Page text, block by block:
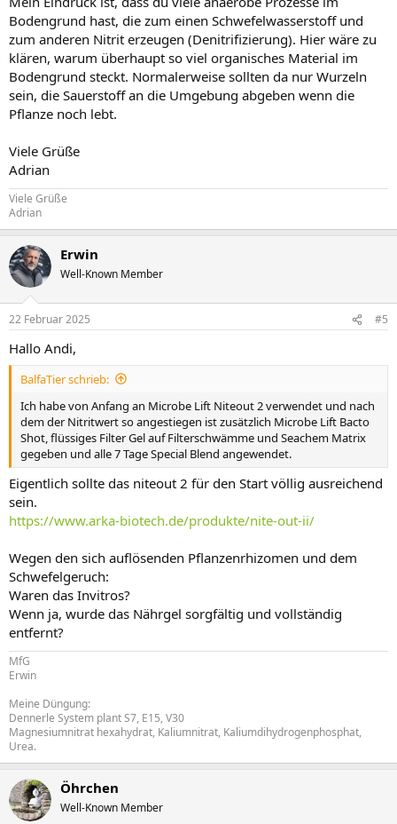
Bodengrund hast, die zum einen Schwefelwasserstoff und
zum anderen Nitrit erzeugen (Denitrifizierung). Hier wäre zu
klären, warum überhaupt so viel organisches Material im
Bodengrund steckt. Normalerweise sollten da nur Wurzeln
sein, die Sauerstoff an die Umgebung abgeben wenn die
Pflanze noch lebt.
Viele Grüße
Adrian
Viele Grüße
Adrian
Erwin
Well-Known Member
22 Februar 2025 #5
Hallo Andi,
BalfaTier schrieb:
Ich habe von Anfang an Microbe Lift Niteout 2 verwendet und nach
dem der Nitritwert so angestiegen ist zusätzlich Microbe Lift Bacto
Shot, flüssiges Filter Gel auf Filterschwämme und Seachem Matrix
gegeben und alle 7 Tage Special Blend angewendet.
Eigentlich sollte das niteout 2 für den Start völlig ausreichend
sein.
https://www.arka-biotech.de/produkte/nite-out-ii/
Wegen den sich auflösenden Pflanzenrhizomen und dem
Schwefelgeruch:
Waren das Invitros?
Wenn ja, wurde das Nährgel sorgfältig und vollständig
entfernt?
MfG
Erwin
Meine Düngung:
Dennerle System plant S7, E15, V30
Magnesiumnitrat hexahydrat, Kaliumnitrat, Kaliumdihydrogenphosphat,
Urea.
Öhrchen
Well-Known Member